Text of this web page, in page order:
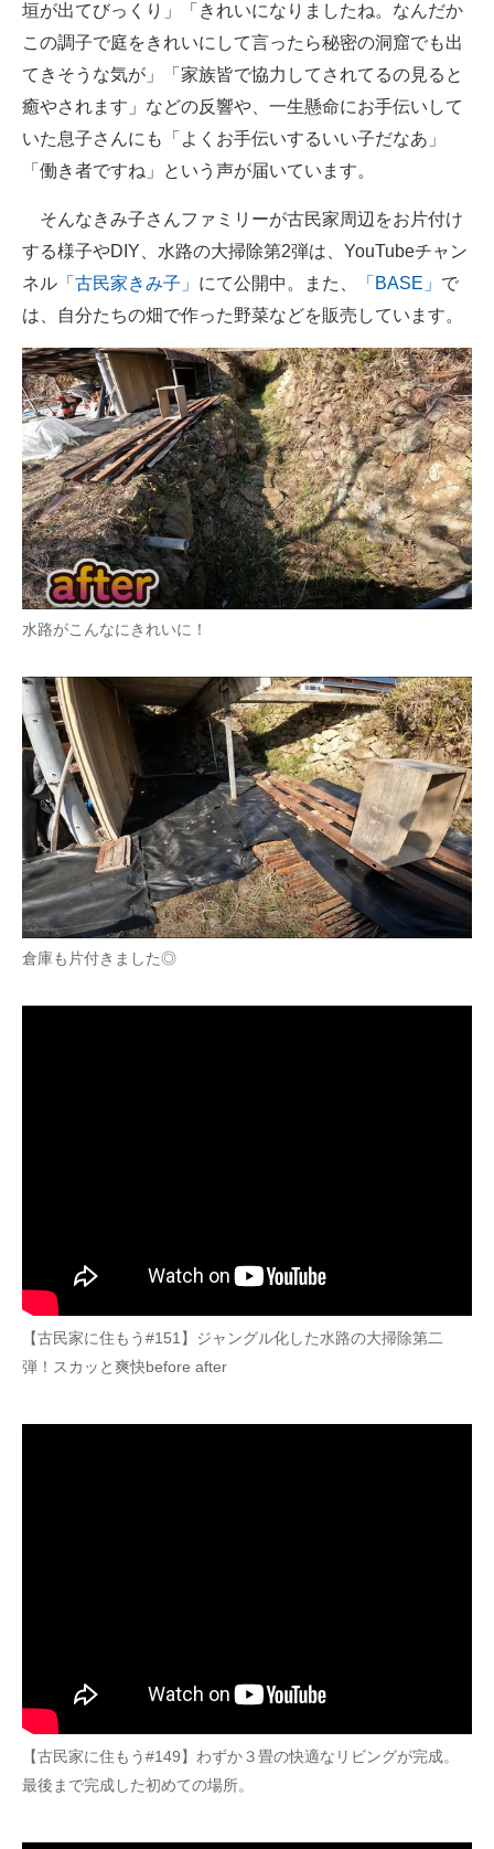
垣が出てびっくり」「きれいになりましたね。なんだか
この調子で庭をきれいにして言ったら秘密の洞窟でも出
てきそうな気が」「家族皆で協力してされてるの見ると
癒やされます」などの反響や、一生懸命にお手伝いして
いた息子さんにも「よくお手伝いするいい子だなあ」
「働き者ですね」という声が届いています。
そんなきみ子さんファミリーが古民家周辺をお片付け
する様子やDIY、水路の大掃除第2弾は、YouTubeチャン
ネル 「古民家きみ子」 にて公開中。また、 「BASE」 で
は、自分たちの畑で作った野菜などを販売しています。
水路がこんなにきれいに！
倉庫も片付きました◎
【古民家に住もう#151】ジャングル化した水路の大掃除第二
弾！スカッと爽快before after
【古民家に住もう#149】わずか３畳の快適なリビングが完成。
最後まで完成した初めての場所。